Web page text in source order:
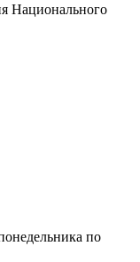
Национального
по